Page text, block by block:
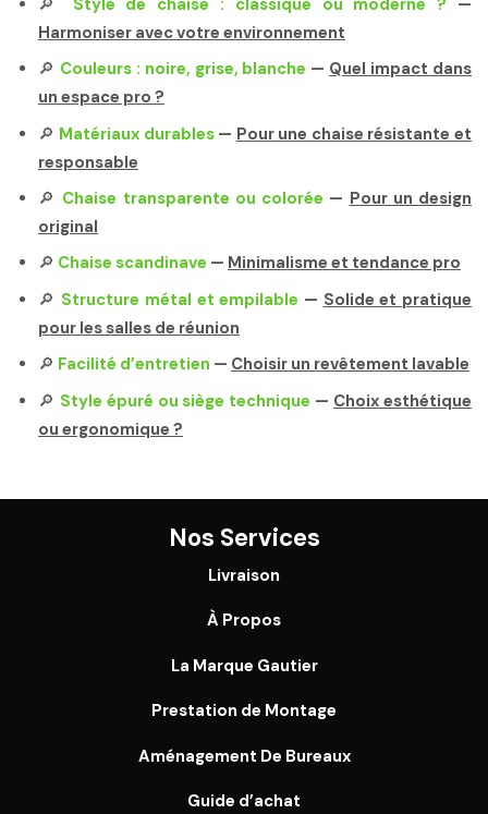
Harmoniser avec votre environnement
🔎 Couleurs : noire, grise, blanche — Quel impact dans
un espace pro ?
🔎 Matériaux durables— Pour une chaise résistante et
responsable
🔎 Chaise transparente ou colorée — Pour un design
original
🔎 Chaise scandinave — Minimalisme et tendance pro
🔎 Structure métal et empilable — Solide et pratique
pour les salles de réunion
🔎 Facilité d’entretien — Choisir un revêtement lavable
🔎 Style épuré ou siège technique — Choix esthétique
ou ergonomique ?
Nos Services
Livraison
À Propos
La Marque Gautier
Prestation de Montage
Aménagement De Bureaux
Guide d’achat